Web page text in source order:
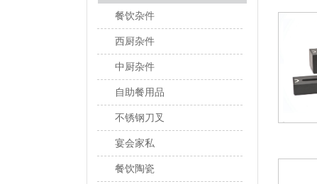
餐饮杂件
西厨杂件
中厨杂件
自助餐用品
不锈钢刀叉
宴会家私
餐饮陶瓷